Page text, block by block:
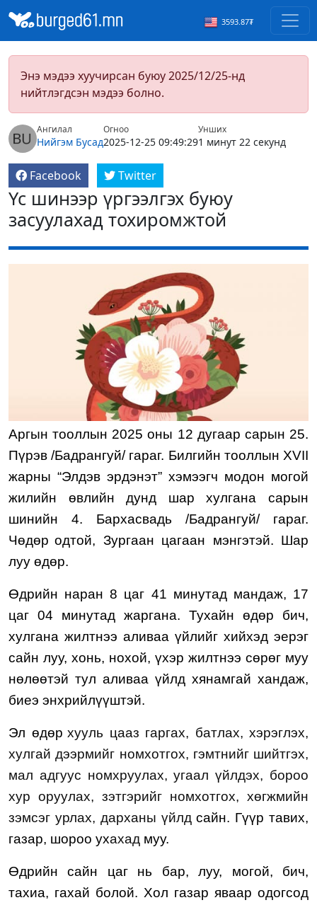
3593.87₮
Энэ мэдээ хуучирсан буюу 2025/12/25-нд
нийтлэгдсэн мэдээ болно.
Ангилал
Нийгэм Бусад
Огноо
2025-12-25 09:49:29
Унших
1 минут 22 секунд
Facebook Twitter
Үс шинээр үргээлгэх буюу
засуулахад тохиромжтой
Аргын тооллын 2025 оны 12 дугаар сарын 25.
Пүрэв /Бадрангуй/ гараг. Билгийн тооллын XVII
жарны “Элдэв эрдэнэт” хэмээгч модон могой
жилийн өвлийн дунд шар хулгана сарын
шинийн 4. Бархасвадь /Бадрангуй/ гараг.
Чөдөр одтой, Зургаан цагаан мэнгэтэй. Шар
луу өдөр.
Өдрийн наран 8 цаг 41 минутад мандаж, 17
цаг 04 минутад жаргана. Тухайн өдөр бич,
хулгана жилтнээ аливаа үйлийг хийхэд эерэг
сайн луу, хонь, нохой, үхэр жилтнээ сөрөг муу
нөлөөтэй тул аливаа үйлд хянамгай хандаж,
биеэ энхрийлүүштэй.
Эл өдөр хууль цааз гаргах, батлах, хэрэглэх,
хулгай дээрмийг номхотгох, гэмтнийг шийтгэх,
мал адгуус номхруулах,угаал үйлдэх, бороо
хур оруулах, зэтгэрийг номхотгох, хөгжмийн
зэмсэг урлах, дарханы үйлдсайн. Гүүр тавих,
газар, шороо ухахад муу.
Өдрийн сайн цаг нь бар,луу, могой, бич,
тахиа, гахай болой. Хол газар яваар одогсод